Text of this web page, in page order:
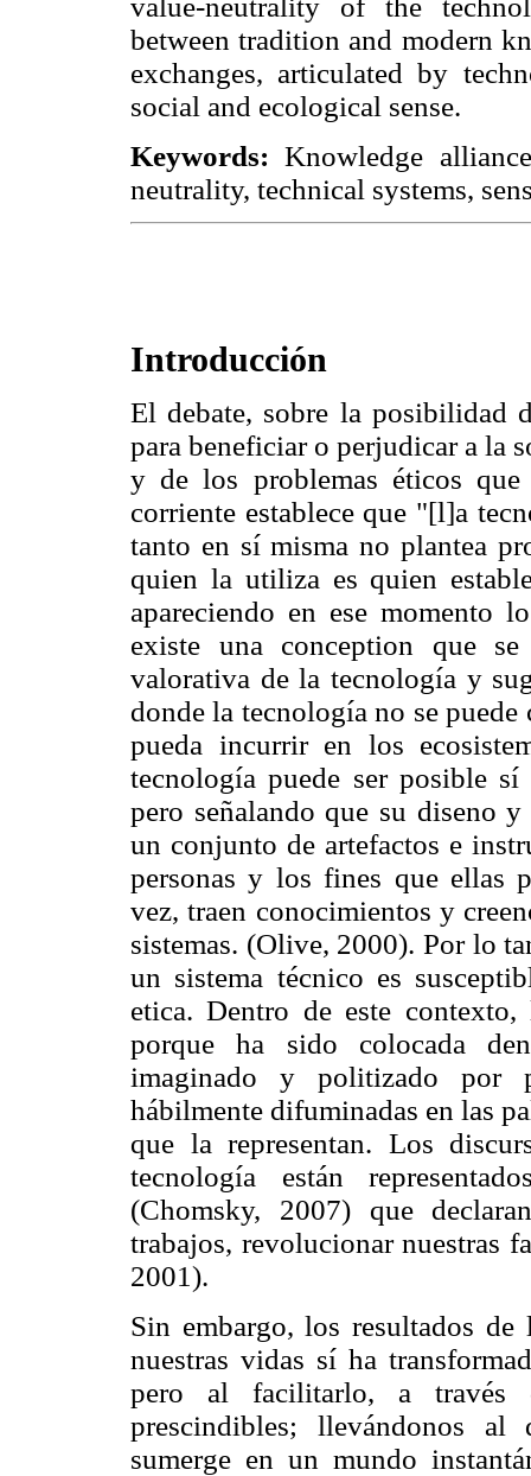
value-neutrality of the
between tradition and modern
exchanges, articulated by
social and ecological sense.
Keywords: Knowledge
neutrality, technical systems,
Introducción
El debate, sobre la posibilidad
para beneficiar o perjudicar a la
y de los problemas éticos
corriente establece que "[l]a
tanto en sí misma no plantea
quien la utiliza es quien
apareciendo en ese momento
existe una conception que
valorativa de la tecnología y
donde la tecnología no se
pueda incurrir en los
tecnología puede ser posible
pero señalando que su diseno
un conjunto de artefactos e
personas y los fines que ellas
vez, traen conocimientos y
sistemas. (Olive, 2000). Por lo
un sistema técnico es
etica. Dentro de este
porque ha sido colocada
imaginado y politizado por
hábilmente difuminadas en las
que la representan. Los
tecnología están
(Chomsky, 2007) que
trabajos, revolucionar nuestras
2001).
Sin embargo, los resultados
nuestras vidas sí ha
pero al facilitarlo, a través
prescindibles; llevándonos
sumerge en un mundo